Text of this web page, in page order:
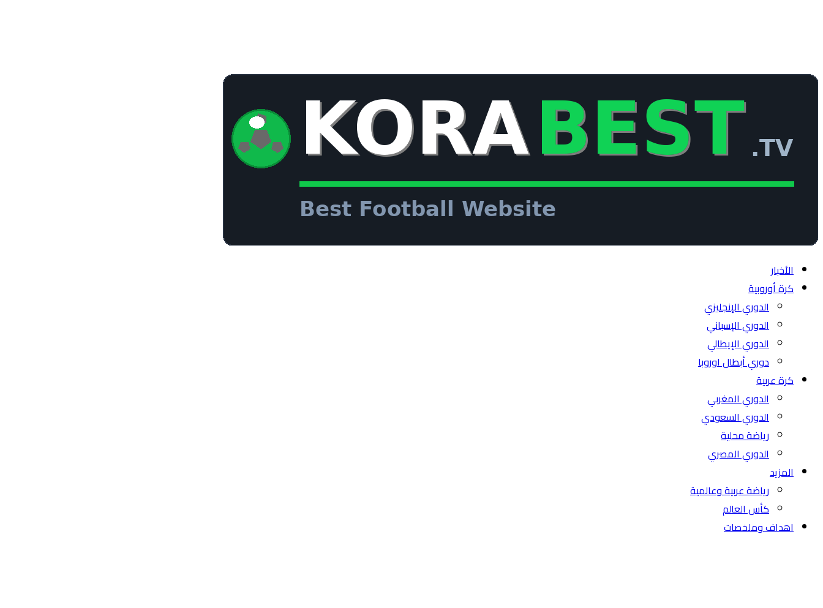
الأخبار
كرة أوروبية
الدوري الإنجليزي
الدوري الإسباني
الدوري الإيطالي
دوري أبطال اوروبا
كرة عربية
الدوري المغربي
الدوري السعودي
رياضة محلية
الدوري المصري
المزيد
رياضة عربية وعالمية
كأس العالم
اهداف وملخصات